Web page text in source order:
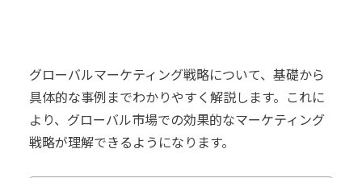
グローバルマーケティング戦略について、基礎から
具体的な事例までわかりやすく解説します。これに
より、グローバル市場での効果的なマーケティング
戦略が理解できるようになります。